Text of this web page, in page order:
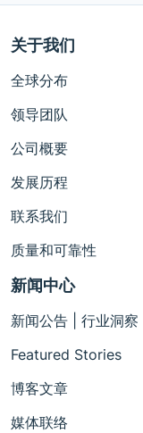
关于我们
全球分布
领导团队
公司概要
发展历程
联系我们
质量和可靠性
新闻中心
新闻公告 | 行业洞察
Featured Stories
博客文章
媒体联络